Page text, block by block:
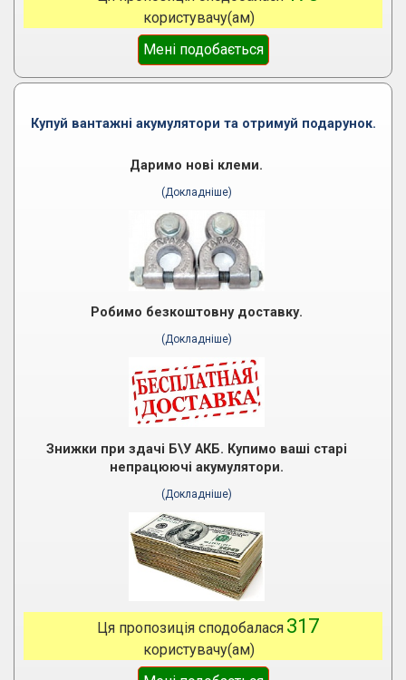
користувачу(ам)
Мені подобається
Купуй вантажні акумулятори та отримуй подарунок.
Даримо нові клеми.
(Докладніше)
Робимо безкоштовну доставку.
(Докладніше)
Знижки при здачі Б\У АКБ. Купимо ваші старі
непрацюючі акумулятори.
(Докладніше)
Ця пропозиція сподобалася 317
користувачу(ам)